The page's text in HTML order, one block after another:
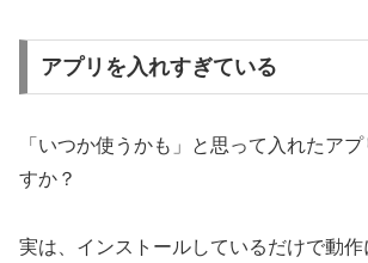
アプリを入れすぎている
「いつか使うかも」と思って入れたア
すか？
実は、インストールしているだけで動作